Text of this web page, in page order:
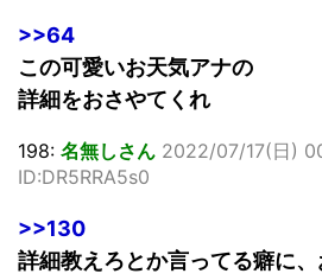
>>64
この可愛いお天気アナの
詳細をおさやてくれ
198: 名無しさん 2022/07/17(日)
ID:DR5RRA5s0
>>130
詳細教えろとか言ってる癖に